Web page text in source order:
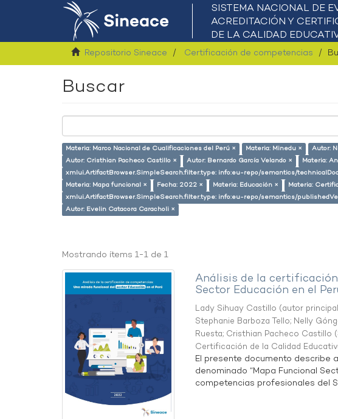
Repositorio Sineace Certificación de competencias
Buscar
Materia: Marco Nacional de Cualificaciones del Perú × Materia: Minedu × Autor:
Autor: Cristhian Pacheco Castillo ×
Autor: Bernardo García Velando × Materia:
xmlui.ArtifactBrowser.SimpleSearch.filter.type: info:eu-repo/semantics/
Materia: Mapa funcional ×
Fecha: 2022 × Materia: Educación ×
Materia:
xmlui.ArtifactBrowser.SimpleSearch.filter.type: info:eu-repo/semantics/
Autor: Evelin Catacora Caracholi ×
Mostrando ítems 1-1 de 1
Análisis de la
Sector Educación en el
Lady Sihuay Castillo (autor
Stephanie Barboza Tello; Nelly
Ruesta; Cristhian Pacheco Castillo (
Certificación de la Calidad
El presente documento describe
denominado “Mapa Funcional
competencias profesionales del